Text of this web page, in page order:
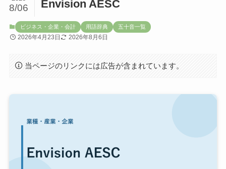
Envision AESC
8/06
ビジネス・企業・会計 用語辞典 五十音一覧
2026年4月23日 2026年8月6日
当ページのリンクには広告が含まれています。